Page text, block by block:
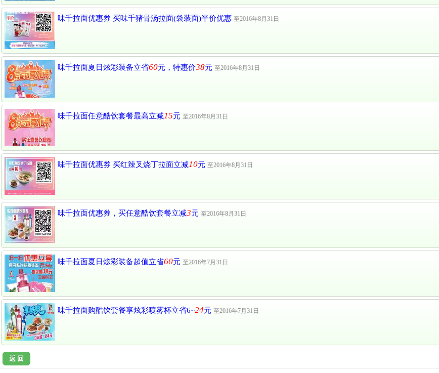
味千拉面优惠券 买味千猪骨汤拉面(袋装面)半价优惠 至2016年8月31日
味千拉面夏日炫彩装备立省60元，特惠价38元 至2016年8月31日
味千拉面任意酷饮套餐最高立减15元 至2016年8月31日
味千拉面优惠券 买红辣叉烧丁拉面立减10元 至2016年8月31日
味千拉面优惠券，买任意酷饮套餐立减3元 至2016年8月31日
味千拉面夏日炫彩装备超值立省60元 至2016年7月31日
味千拉面购酷饮套餐享炫彩喷雾杯立省6~24元 至2016年7月31日
返 回